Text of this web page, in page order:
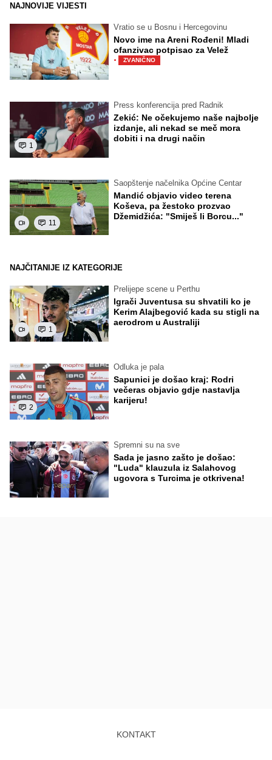
NAJNOVIJE VIJESTI
Vratio se u Bosnu i Hercegovinu
Novo ime na Areni Rođeni! Mladi
ofanzivac potpisao za Velež
· ZVANIČNO
1
Press konferencija pred Radnik
Zekić: Ne očekujemo naše najbolje
izdanje, ali nekad se meč mora
dobiti i na drugi način
11
Saopštenje načelnika Općine Centar
Mandić objavio video terena
Koševa, pa žestoko prozvao
Džemidžića: "Smiješ li Borcu..."
NAJČITANIJE IZ KATEGORIJE
1
Prelijepe scene u Perthu
Igrači Juventusa su shvatili ko je
Kerim Alajbegović kada su stigli na
aerodrom u Australiji
2
Odluka je pala
Sapunici je došao kraj: Rodri
večeras objavio gdje nastavlja
karijeru!
Spremni su na sve
Sada je jasno zašto je došao:
"Luda" klauzula iz Salahovog
ugovora s Turcima je otkrivena!
KONTAKT